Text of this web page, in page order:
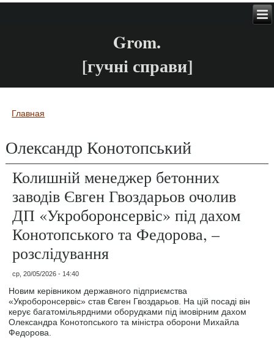
Grom.
[гучні справи]
Вы здесь
Главная
Олександр Конотопський
Колишній менеджер бетонних
заводів Євген Гвоздарьов очолив
ДП «Укроборонсервіс» під дахом
Конотопського та Федорова, –
розслідування
ср, 20/05/2026 - 14:40
Новим керівником державного підприємства
«Укроборонсервіс» став Євген Гвоздарьов. На цій посаді він
керує багатомільярдними оборудками під імовірним дахом
Олександра Конотопського та міністра оборони Михайла
Федорова.